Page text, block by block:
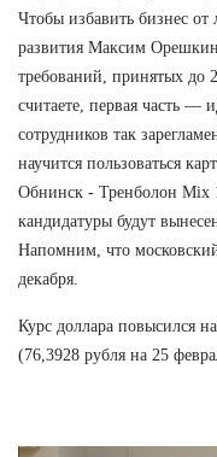
Чтобы избавить бизнес
развития Максим
требований, принятых до
считаете, первая часть —
сотрудников так
научится пользоваться
Обнинск - Тренболон Mix
кандидатуры будут
Напомним, что
декабря.
Курс доллара повысился
(76,3928 рубля на 25